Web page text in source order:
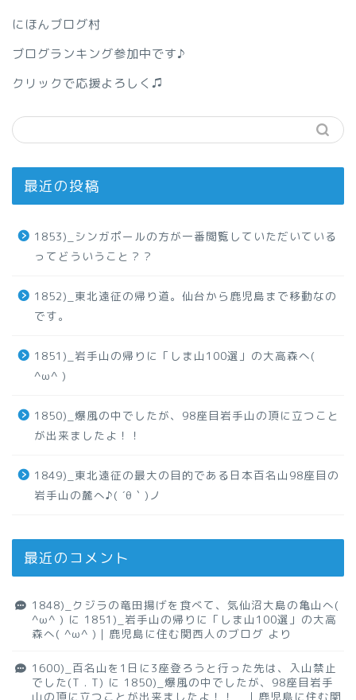
にほんブログ村
ブログランキング参加中です♪
クリックで応援よろしく♫
最近の投稿
1853)_シンガポールの方が一番閲覧していただいている
ってどういうこと？？
1852)_東北遠征の帰り道。仙台から鹿児島まで移動なの
です。
1851)_岩手山の帰りに「しま山100選」の大高森へ(
^ω^ )
1850)_爆風の中でしたが、98座目岩手山の頂に立つこと
が出来ましたよ！！
1849)_東北遠征の最大の目的である日本百名山98座目の
岩手山の麓へ♪( ´θ｀)ノ
最近のコメント
1848)_クジラの竜田揚げを食べて、気仙沼大島の亀山へ(
^ω^ ) に 1851)_岩手山の帰りに「しま山100選」の大高
森へ( ^ω^ )｜鹿児島に住む関西人のブログ より
1600)_百名山を1日に3座登ろうと行った先は、入山禁止
でした(T . T) に 1850)_爆風の中でしたが、98座目岩手
山の頂に立つことが出来ましたよ！！ ｜鹿児島に住む関